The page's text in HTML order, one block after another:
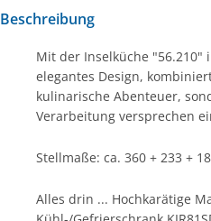
Beschreibung
Mit der Inselküche
elegantes Design,
kulinarische Abenteuer,
Verarbeitung versprechen
Stellmaße: ca. 360 + 233 +
Alles drin ... Hochkarätige